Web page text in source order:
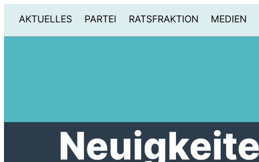
AKTUELLES PARTEI RATSFRAKTION MEDIEN